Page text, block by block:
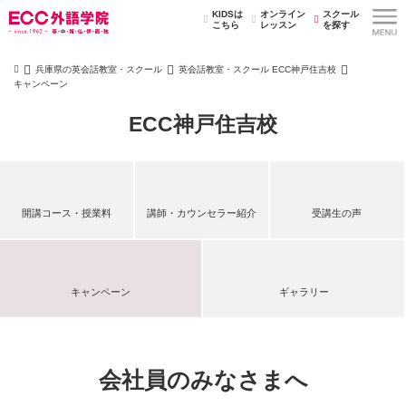
KIDSは
こちら
オンライン
レッスン
スクール
を探す
兵庫県の英会話教室・スクール
英会話教室・スクール ECC神戸住吉校
キャンペーン
ECC神戸住吉校
開講コース・授業料 講師・カウンセラー紹介 受講生の声
キャンペーン ギャラリー
会社員のみなさまへ